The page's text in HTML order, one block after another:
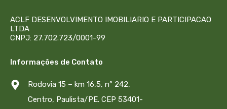
ACLF DESENVOLVIMENTO IMOBILIARIO E PARTICIPACAO
LTDA
CNPJ: 27.702.723/0001-99
Informações de Contato
Rodovia 15 – km 16,5, nº 242,
Centro, Paulista/PE. CEP 53401-